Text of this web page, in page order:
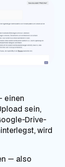
einen
sein,
Drive-
wird
— also